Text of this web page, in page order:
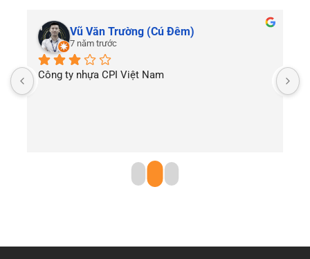
Vũ Văn Trường (Cú Đêm)
7 năm trước
Công ty nhựa CPI Việt Nam